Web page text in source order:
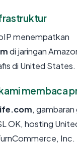
menempatkan
di jaringan
di United States.
membaca
, gambaran
OK, hosting
Inc.